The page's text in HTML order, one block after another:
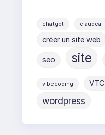
chatgpt claudeai
créer un site web
seo site
vibecoding VTC
wordpress